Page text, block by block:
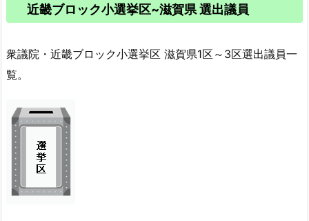
近畿ブロック小選挙区~滋賀県 選出議員
衆議院・近畿ブロック小選挙区 滋賀県1区～3区選出議員一
覧。